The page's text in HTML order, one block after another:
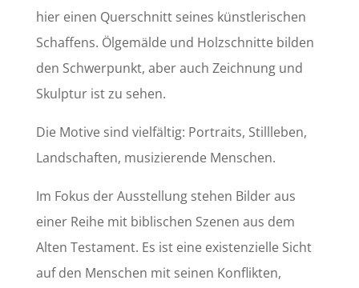
hier einen Querschnitt seines künstlerischen
Schaffens. Ölgemälde und Holzschnitte bilden
den Schwerpunkt, aber auch Zeichnung und
Skulptur ist zu sehen.
Die Motive sind vielfältig: Portraits, Stillleben,
Landschaften, musizierende Menschen.
Im Fokus der Ausstellung stehen Bilder aus
einer Reihe mit biblischen Szenen aus dem
Alten Testament. Es ist eine existenzielle Sicht
auf den Menschen mit seinen Konflikten,